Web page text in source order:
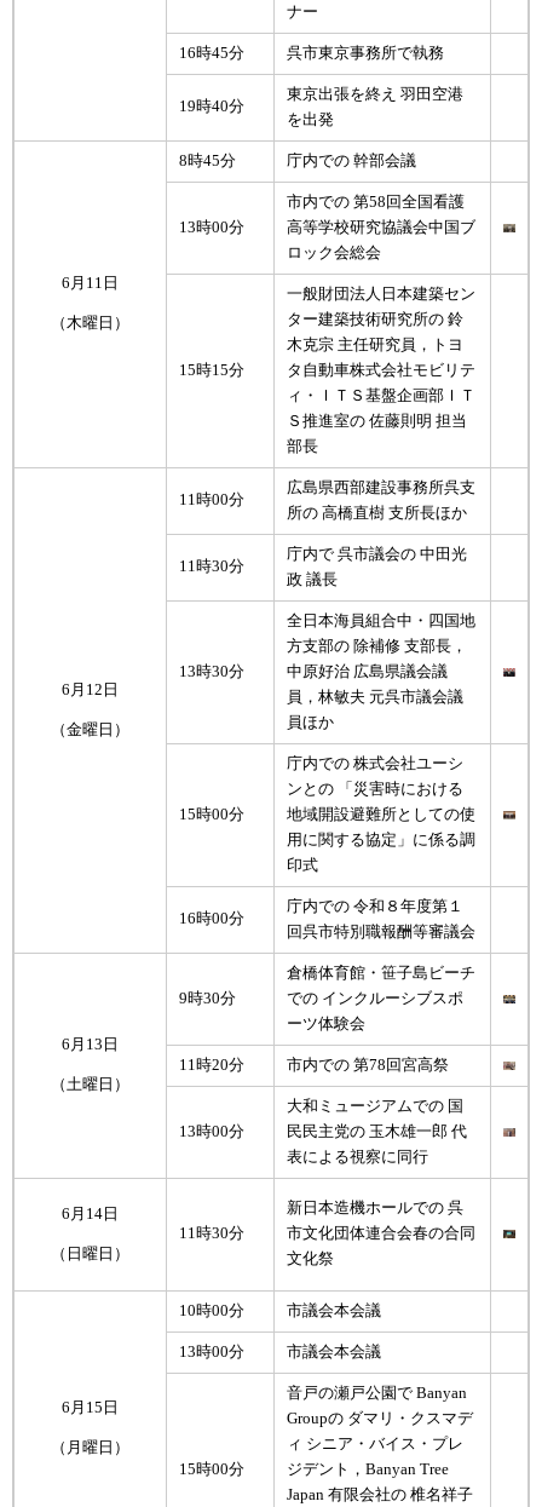
ナー
16時45分 呉市東京事務所で執務
19時40分
東京出張を終え 羽田空港
を出発
6月11日
（木曜日）
8時45分 庁内での 幹部会議
13時00分
市内での 第58回全国看護
高等学校研究協議会中国ブ
ロック会総会
15時15分
一般財団法人日本建築セン
ター建築技術研究所の 鈴
木克宗 主任研究員，トヨ
タ自動車株式会社モビリテ
ィ・ＩＴＳ基盤企画部ＩＴ
Ｓ推進室の 佐藤則明 担当
部長
6月12日
（金曜日）
11時00分
広島県西部建設事務所呉支
所の 高橋直樹 支所長ほか
11時30分
庁内で 呉市議会の 中田光
政 議長
13時30分
全日本海員組合中・四国地
方支部の 除補修 支部長，
中原好治 広島県議会議
員，林敏夫 元呉市議会議
員ほか
15時00分
庁内での 株式会社ユーシ
ンとの 「災害時における
地域開設避難所としての使
用に関する協定」に係る調
印式
16時00分
庁内での 令和８年度第１
回呉市特別職報酬等審議会
6月13日
（土曜日）
9時30分
倉橋体育館・笹子島ビーチ
での インクルーシブスポ
ーツ体験会
11時20分 市内での 第78回宮高祭
13時00分
大和ミュージアムでの 国
民民主党の 玉木雄一郎 代
表による視察に同行
6月14日
（日曜日）
11時30分
新日本造機ホールでの 呉
市文化団体連合会春の合同
文化祭
6月15日
（月曜日）
10時00分 市議会本会議
13時00分 市議会本会議
15時00分
音戸の瀬戸公園で Banyan
Groupの ダマリ・クスマデ
ィ シニア・バイス・プレ
ジデント，Banyan Tree
Japan 有限会社の 椎名祥子